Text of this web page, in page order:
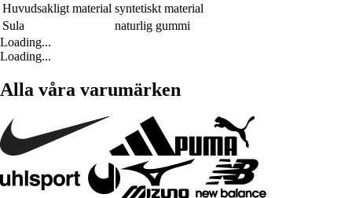
Huvudsakligt material syntetiskt material
Sula
naturlig gummi
Loading...
Loading...
Alla våra varumärken